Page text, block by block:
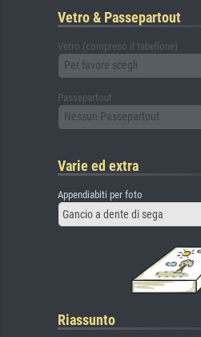
Vetro & Passepartout
Vetro (compreso il tabellone)
Per favore scegli
Passepartout
Nessun Passepartout
Varie ed extra
Appendiabiti per foto
Gancio a dente di sega
Riassunto